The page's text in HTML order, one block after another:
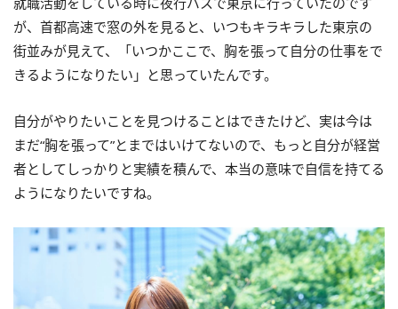
が、首都高速で窓の外を見ると、いつもキラキラした東京の
街並みが見えて、「いつかここで、胸を張って自分の仕事をで
きるようになりたい」と思っていたんです。
自分がやりたいことを見つけることはできたけど、実は今は
まだ“胸を張って”とまではいけてないので、もっと自分が経営
者としてしっかりと実績を積んで、本当の意味で自信を持てる
ようになりたいですね。